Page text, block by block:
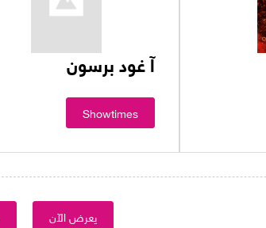
آ غود برسون
Showtimes
يعرض الآن